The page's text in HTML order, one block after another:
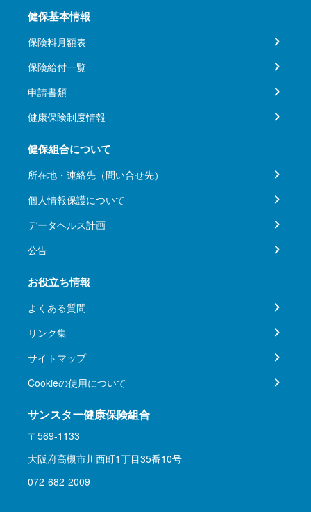
健保基本情報
保険料月額表
保険給付一覧
申請書類
健康保険制度情報
健保組合について
所在地・連絡先（問い合せ先）
個人情報保護について
データヘルス計画
公告
お役立ち情報
よくある質問
リンク集
サイトマップ
Cookieの使用について
サンスター健康保険組合
〒569-1133
大阪府高槻市川西町1丁目35番10号
072-682-2009